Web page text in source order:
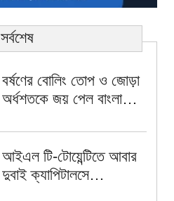
সর্বশেষ
বর্ষণের বোলিং তোপ ও জোড়া
অর্ধশতকে জয় পেল বাংলাদেশ
আইএল টি-টোয়েন্টিতে আবার
দুবাই ক্যাপিটালসে